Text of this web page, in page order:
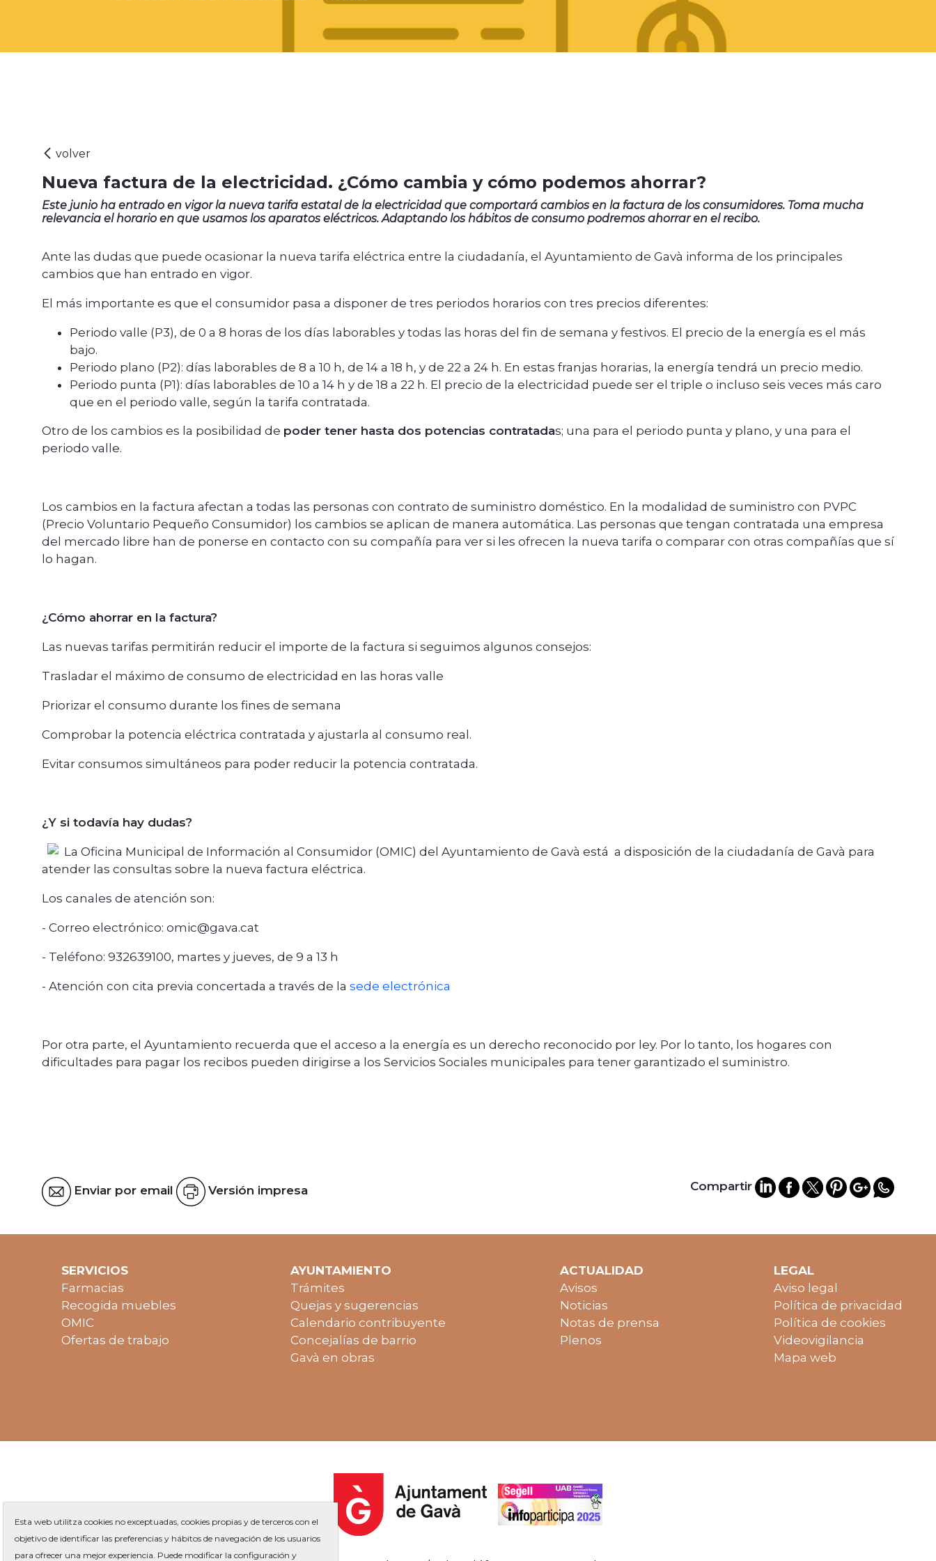
Nueva factura de la electricidad. ¿Cómo cambia y cómo podemos ahorrar?
Este junio ha entrado en vigor la nueva tarifa estatal de la electricidad que comportará cambios en la factura de los consumidores. Toma mucha
relevancia el horario en que usamos los aparatos eléctricos. Adaptando los hábitos de consumo podremos ahorrar en el recibo.
Ante las dudas que puede ocasionar la nueva tarifa eléctrica entre la ciudadanía, el Ayuntamiento de Gavà informa de los principales
cambios que han entrado en vigor.
El más importante es que el consumidor pasa a disponer de tres periodos horarios con tres precios diferentes:
Periodo valle (P3), de 0 a 8 horas de los días laborables y todas las horas del fin de semana y festivos. El precio de la energía es el más
bajo.
Periodo plano (P2): días laborables de 8 a 10 h, de 14 a 18 h, y de 22 a 24 h. En estas franjas horarias, la energía tendrá un precio medio.
Periodo punta (P1): días laborables de 10 a 14 h y de 18 a 22 h. El precio de la electricidad puede ser el triple o incluso seis veces más caro
que en el periodo valle, según la tarifa contratada.
Otro de los cambios es la posibilidad de poder tener hasta dos potencias contratadas; una para el periodo punta y plano, y una para el
periodo valle.
Los cambios en la factura afectan a todas las personas con contrato de suministro doméstico. En la modalidad de suministro con PVPC
(Precio Voluntario Pequeño Consumidor) los cambios se aplican de manera automática. Las personas que tengan contratada una empresa
del mercado libre han de ponerse en contacto con su compañía para ver si les ofrecen la nueva tarifa o comparar con otras compañías que sí
lo hagan.
¿Cómo ahorrar en la factura?
Las nuevas tarifas permitirán reducir el importe de la factura si seguimos algunos consejos:
Trasladar el máximo de consumo de electricidad en las horas valle
Priorizar el consumo durante los fines de semana
Comprobar la potencia eléctrica contratada y ajustarla al consumo real.
Evitar consumos simultáneos para poder reducir la potencia contratada.
¿Y si todavía hay dudas?
La Oficina Municipal de Información al Consumidor (OMIC) del Ayuntamiento de Gavà está a disposición de la ciudadanía de Gavà para
atender las consultas sobre la nueva factura eléctrica.
Los canales de atención son:
- Correo electrónico: omic@gava.cat
- Teléfono: 932639100, martes y jueves, de 9 a 13 h
- Atención con cita previa concertada a través de la sede electrónica
Por otra parte, el Ayuntamiento recuerda que el acceso a la energía es un derecho reconocido por ley. Por lo tanto, los hogares con
dificultades para pagar los recibos pueden dirigirse a los Servicios Sociales municipales para tener garantizado el suministro.
Enviar por email Versión impresa Compartir
SERVICIOS
Farmacias
Recogida muebles
OMIC
Ofertas de trabajo
AYUNTAMIENTO
Trámites
Quejas y sugerencias
Calendario contribuyente
Concejalías de barrio
Gavà en obras
ACTUALIDAD
Avisos
Noticias
Notas de prensa
Plenos
LEGAL
Aviso legal
Política de privacidad
Política de cookies
Videovigilancia
Mapa web
Esta web utilitza cookies no exceptuadas, cookies propias y de terceros con el
objetivo de identificar las preferencias y hábitos de navegación de los usuarios
para ofrecer una mejor experiencia. Puede modificar la configuración y